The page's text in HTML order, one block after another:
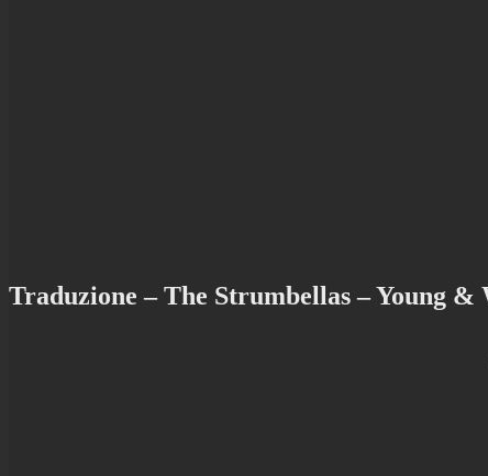
Traduzione – The Strumbellas – Young &